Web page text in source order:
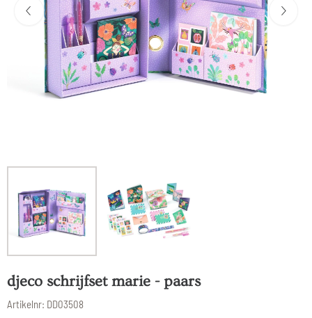
djeco schrijfset marie - paars
Artikelnr: DD03508